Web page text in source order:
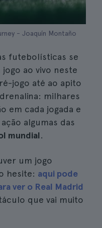
- Joaquín Montaño
futebolísticas se
ao vivo neste
jogo até ao apito
milhares
em cada jogada e
algumas das
mundial.
um jogo
hesite: aqui pode
ver o Real Madrid
que vai muito